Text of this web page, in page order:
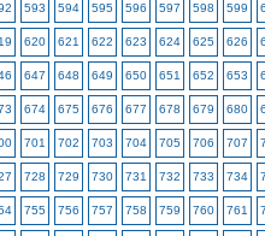
593 594 595 596 597 598 599
620 621 622 623 624 625 626
647 648 649 650 651 652 653
674 675 676 677 678 679 680
701 702 703 704 705 706 707
728 729 730 731 732 733 734
755 756 757 758 759 760 761